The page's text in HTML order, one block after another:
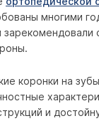
многими
зарекомендовали
коронки на
и